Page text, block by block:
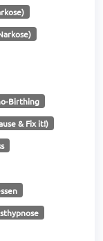
Birthing
& Fix it!)